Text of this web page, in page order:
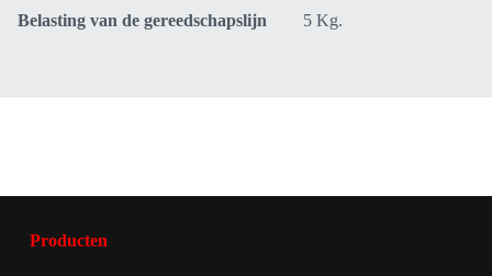
Belasting van de gereedschapslijn 5 Kg.
Producten